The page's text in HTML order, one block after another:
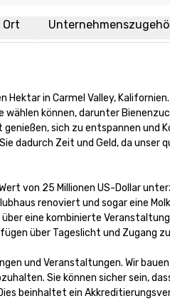
Ort
in Carmel Valley,
können, darunter
sich zu entspannen und
dadurch Zeit und Geld, da
von 25 Millionen US-Dollar
renoviert und sogar eine
eine kombinierte
über Tageslicht und Zugang
und Veranstaltungen. Wir
Sie können sicher sein,
beinhaltet ein